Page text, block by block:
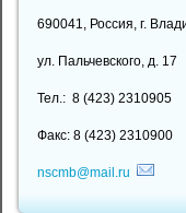
690041, Россия, г.
ул. Пальчевского, д. 17
Тел.: 8 (423) 2310905
Факс: 8 (423) 2310900
nscmb@mail.ru